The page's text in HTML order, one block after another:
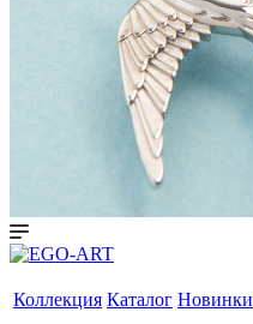
Коллекция Каталог Новинки